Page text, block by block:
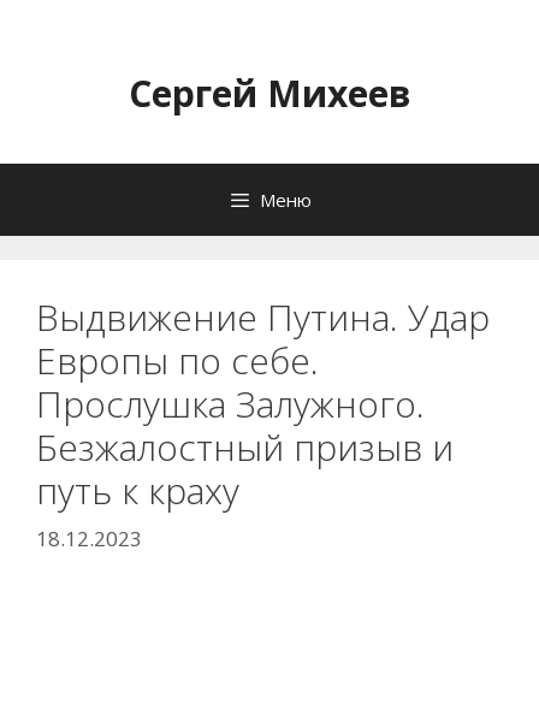
содержимомуСергей Михеев
Меню
Выдвижение Путина. Удар
Европы по себе.
Прослушка Залужного.
Безжалостный призыв и
путь к краху
18.12.2023